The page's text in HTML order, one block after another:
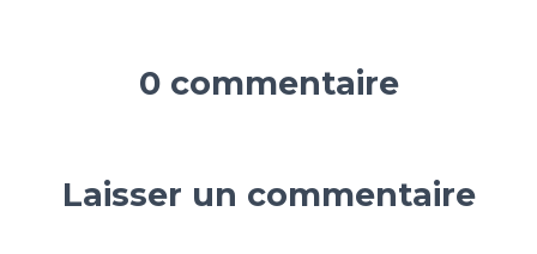
0 commentaire
Laisser un commentaire